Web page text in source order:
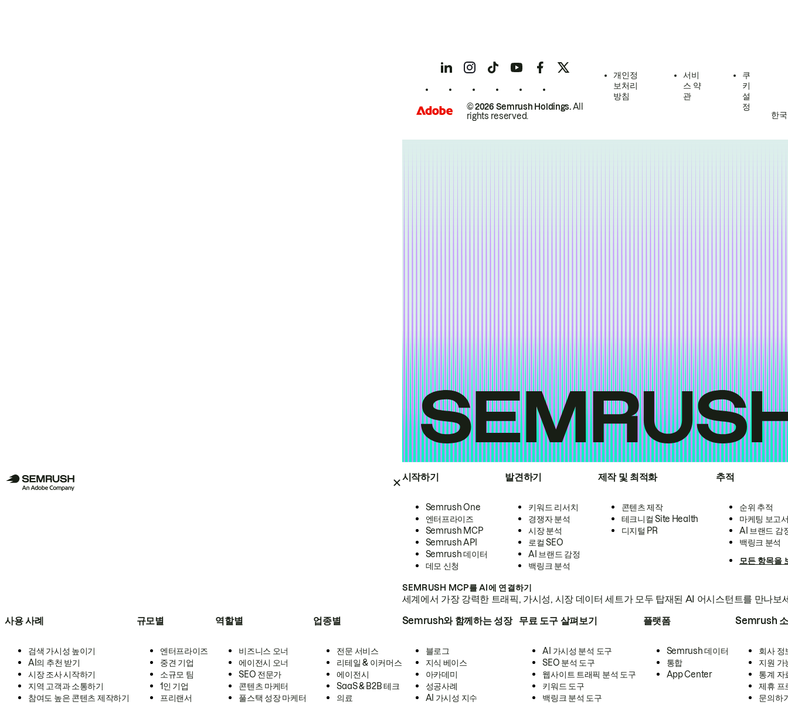
시작하기
Semrush One
엔터프라이즈
Semrush MCP
Semrush API
Semrush 데이터
데모 신청
발견하기
키워드 리서치
경쟁자 분석
시장 분석
로컬 SEO
AI 브랜드 감정
백링크 분석
제작 및 최적화
콘텐츠 제작
테크니컬 Site Health
디지털 PR
추적
순위 추적
마케팅 보고
AI 브랜드 감
백링크 분석
모든 항목을
SEMRUSH MCP를 AI에 연결하기
세계에서 가장 강력한 트래픽, 가시성, 시장 데이터 세트가 모두 탑재된 AI 어시스턴트를 만나보
사용 사례
검색 가시성 높이기
AI의 추천 받기
시장 조사 시작하기
지역 고객과 소통하기
참여도 높은 콘텐츠 제작하기
규모별
엔터프라이즈
중견 기업
소규모 팀
1인 기업
프리랜서
역할별
비즈니스 오너
에이전시 오너
SEO 전문가
콘텐츠 마케터
풀스택 성장 마케터
업종별
전문 서비스
리테일 & 이커머스
에이전시
SaaS & B2B 테크
의료
Semrush와 함께하는 성장
블로그
지식 베이스
아카데미
성공사례
AI 가시성 지수
무료 도구 살펴보기
AI 가시성 분석 도구
SEO 분석 도구
웹사이트 트래픽 분석 도구
키워드 도구
백링크 분석 도구
플랫폼
Semrush 데이터
통합
App Center
Semrush
회사 정
지원 가
통계 자
제휴 프
문의하
© 2026 Semrush Holdings.All
rights reserved.
개인정
보처리
방침
서비
스 약
관
쿠
키
설
정
한